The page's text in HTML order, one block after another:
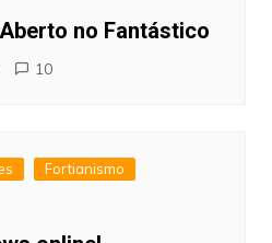
no Fantástico
10
Fortianismo